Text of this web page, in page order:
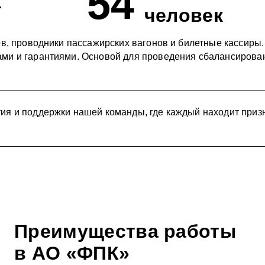
человек
проводники пассажирских вагонов и билетные
и гарантиями. Основой для проведения
и поддержки нашей команды, где каждый находит
Преимущества работы
в АО «ФПК»